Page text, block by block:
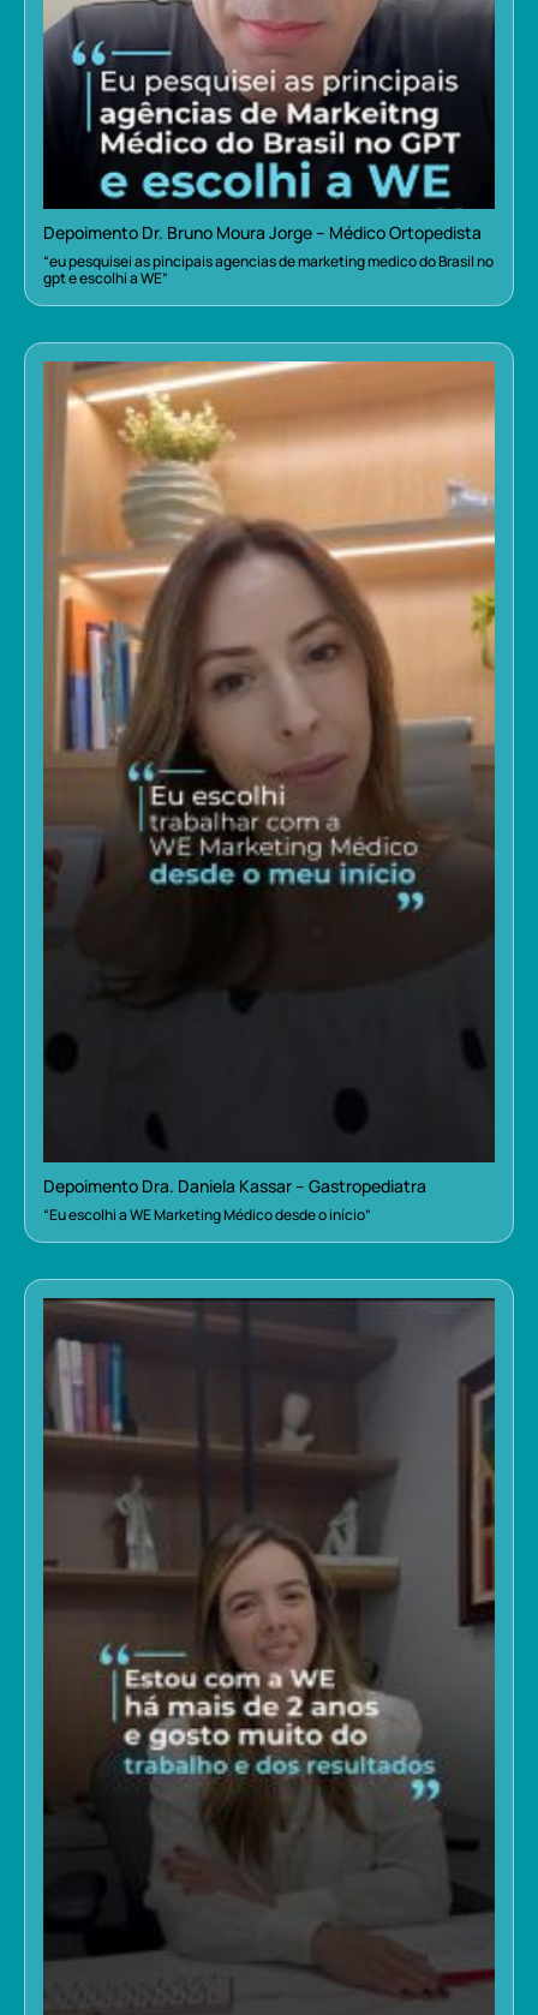
Depoimento Dr. Bruno Moura Jorge – Médico Ortopedista
“eu pesquisei as pincipais agencias de marketing medico do Brasil no
gpt e escolhi a WE”
Depoimento Dra. Daniela Kassar – Gastropediatra
“Eu escolhi a WE Marketing Médico desde o início”